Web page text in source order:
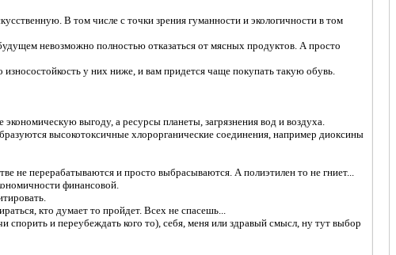
В том числе с точки зрения гуманности и экологичности в том
невозможно полностью отказаться от мясных продуктов. А просто
у них ниже, и вам придется чаще покупать такую обувь.
выгоду, а ресурсы планеты, загрязнения вод и воздуха.
высокотоксичные хлорорганические соединения, например диоксины
не перерабатываются и просто выбрасываются. А полиэтилен то не гниет...
финансовой.
кто думает то пройдет. Всех не спасешь...
спорить и переубеждать кого то), себя, меня или здравый смысл, ну тут выбор